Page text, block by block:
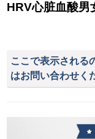
HRV心脏血酸男
ここで表示される
はお問い合わせく